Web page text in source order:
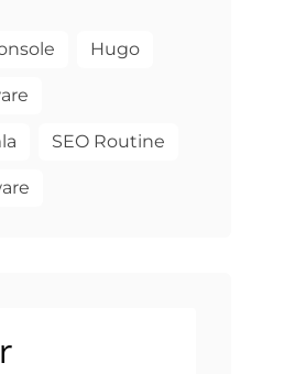
Hugo
SEO Routine